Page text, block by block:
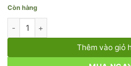
Còn hàng
Máy cân bằng laser Laisai LSG-
Thêm vào giỏ